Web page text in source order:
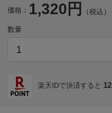
価格： 1,320円 （税込）
数量
楽天IDで決済すると 12